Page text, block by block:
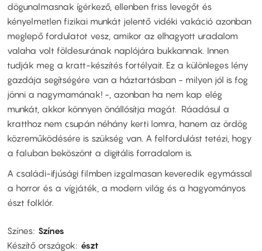
dögunalmasnak ígérkező, ellenben friss levegőt és
kényelmetlen fizikai munkát jelentő vidéki vakáció azonban
meglepő fordulatot vesz, amikor az elhagyott uradalom
valaha volt földesurának naplójára bukkannak. Innen
tudják meg a kratt-készítés fortélyait. Ez a különleges lény
gazdája segítségére van a háztartásban - milyen jól is fog
jönni a nagymamának! -, azonban ha nem kap elég
munkát, akkor könnyen önállósítja magát. Ráadásul a
kratthoz nem csupán néhány kerti lomra, hanem az ördög
közreműködésére is szükség van. A felfordulást tetézi, hogy
a faluban beköszönt a digitális forradalom is.
A családi-ifjúsági filmben izgalmasan keveredik egymással
a horror és a vígjáték, a modern világ és a hagyományos
észt folklór.
Színes Színes
Készítő országok
észt